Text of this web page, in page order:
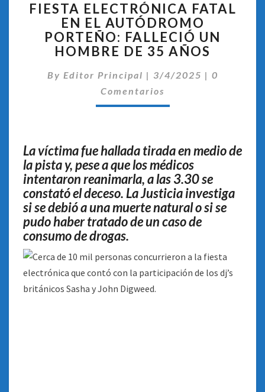
ELECTRÓNICA
FATAL
EN
EL
PORTEÑO:
FALLECIÓ
AÑOS
FIESTA ELECTRÓNICA FATAL
EN EL AUTÓDROMO
PORTEÑO: FALLECIÓ UN
HOMBRE DE 35 AÑOS
By Editor Principal | 3/4/2025 | 0
Comentarios
La víctima fue hallada tirada en medio de
la pista y, pese a que los médicos
intentaron reanimarla, a las 3.30 se
constató el deceso. La Justicia investiga
si se debió a una muerte natural o si se
pudo haber tratado de un caso de
consumo de drogas.